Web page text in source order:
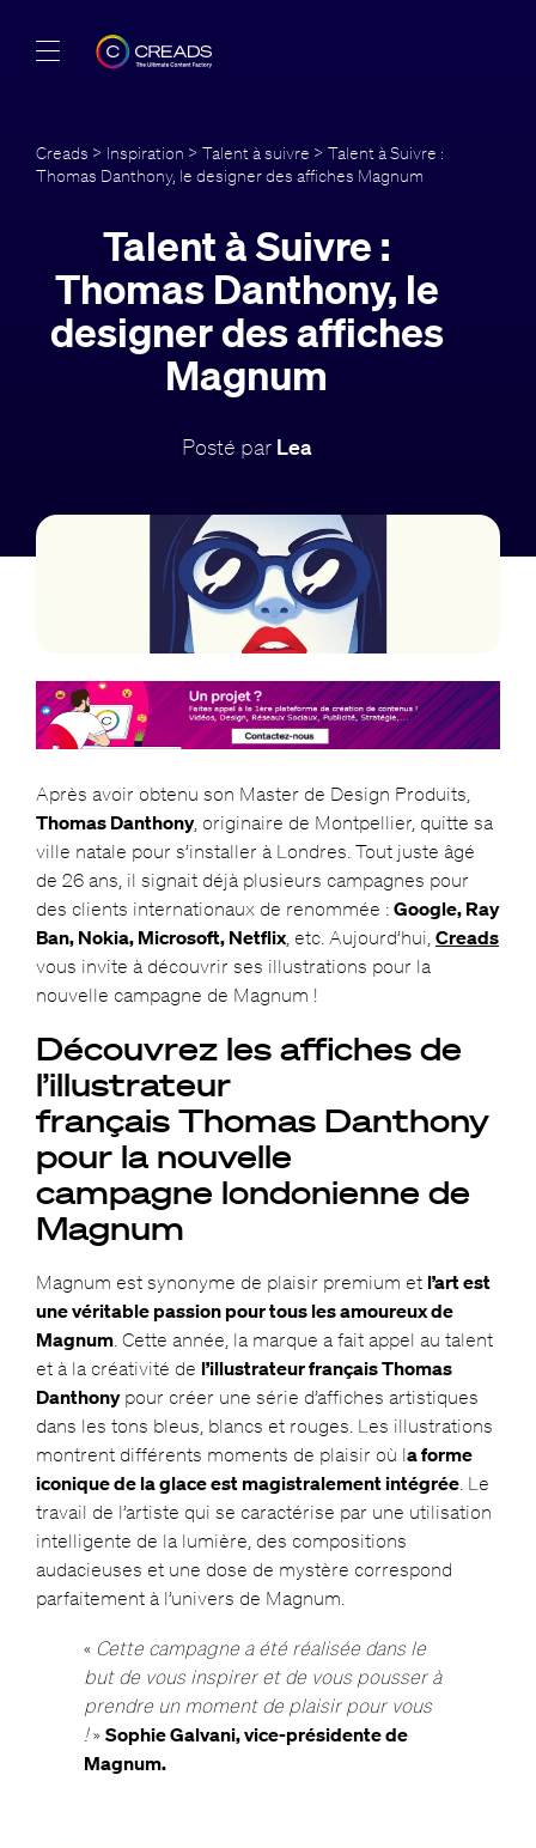
Offres
À propos
Guide
Creads > Inspiration > Talent à suivre > Talent à Suivre :
Thomas Danthony, le designer des affiches Magnum
Talent à Suivre :
Thomas Danthony, le
designer des affiches
Magnum
Posté par Lea
Après avoir obtenu son Master de Design Produits,
Thomas Danthony, originaire de Montpellier, quitte sa
ville natale pour s’installer à Londres. Tout juste âgé
de 26 ans, il signait déjà plusieurs campagnes pour
des clients internationaux de renommée : Google, Ray
Ban, Nokia, Microsoft, Netflix, etc. Aujourd’hui, Creads
vous invite à découvrir ses illustrations pour la
nouvelle campagne de Magnum !
Découvrez les affiches de
l’illustrateur
français Thomas Danthony
pour la nouvelle
campagne londonienne de
Magnum
Magnum est synonyme de plaisir premium et l’art est
une véritable passion pour tous les amoureux de
Magnum. Cette année, la marque a fait appel au talent
et à la créativité de l’illustrateur français Thomas
Danthonypour créer une série d’affiches artistiques
dans les tons bleus, blancs et rouges. Les illustrations
montrent différents moments de plaisir où la forme
iconique de la glace est magistralement intégrée. Le
travail de l’artiste qui se caractérise par une utilisation
intelligente de la lumière, des compositions
audacieuses et une dose de mystère correspond
parfaitement à l’univers de Magnum.
« Cette campagne a été réalisée dans le
but de vous inspirer et de vous pousser à
prendre un moment de plaisir pour vous
!» Sophie Galvani, vice-présidente de
Magnum.